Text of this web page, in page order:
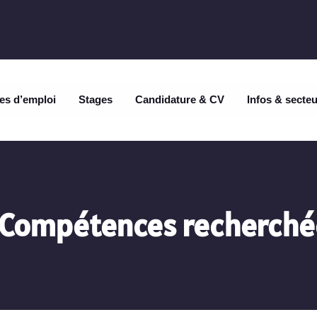
d’emploi Stages Candidature & CV Infos &